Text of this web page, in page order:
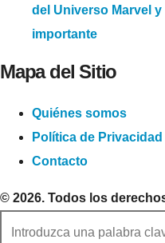
del Universo Marvel
importante
Mapa del Sitio
Quiénes somos
Política de Privacidad
Contacto
© 2026. Todos los